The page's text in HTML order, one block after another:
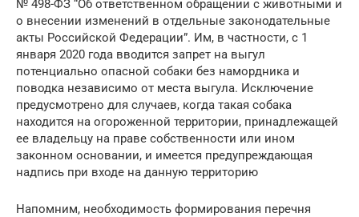
№ 498-ФЗ “Об ответственном обращении с животными и
о внесении изменений в отдельные законодательные
акты Российской Федерации”. Им, в частности, с 1
января 2020 года вводится запрет на выгул
потенциально опасной собаки без намордника и
поводка независимо от места выгула. Исключение
предусмотрено для случаев, когда такая собака
находится на огороженной территории, принадлежащей
ее владельцу на праве собственности или ином
законном основании, и имеется предупреждающая
надпись при входе на данную территорию
Напомним, необходимость формирования перечня